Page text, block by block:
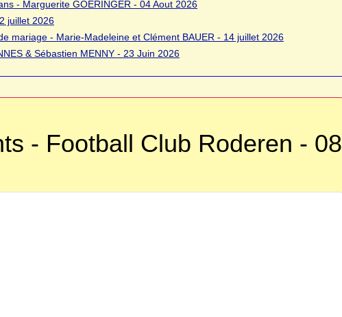
- Marguerite GOERINGER - 04 Aout 2026
juillet 2026
mariage - Marie-Madeleine et Clément BAUER - 14 juillet 2026
& Sébastien MENNY - 23 Juin 2026
- Football Club Roderen - 08